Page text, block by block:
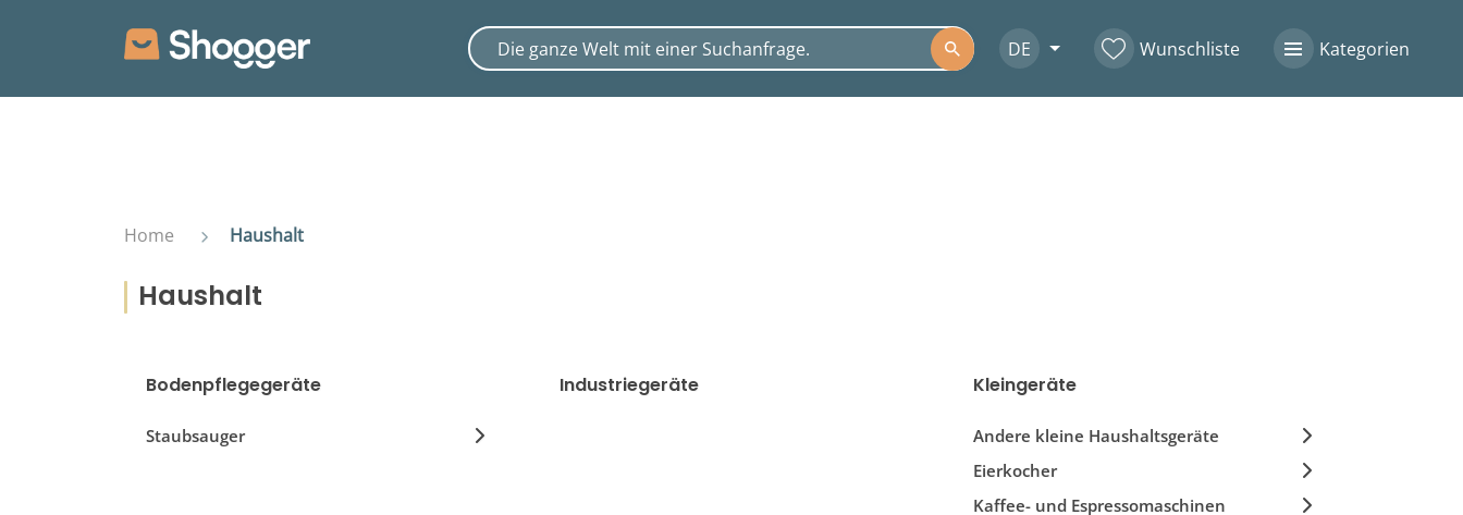
DE Wunschliste Kategorien
Home Haushalt
Haushalt
Bodenpflegegeräte
Staubsauger
Industriegeräte Kleingeräte
Andere kleine Haushaltsgeräte
Eierkocher
Kaffee- und Espressomaschinen